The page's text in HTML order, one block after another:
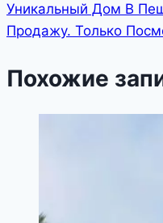
Уникальный Дом В
Продажу. Только
Похожие